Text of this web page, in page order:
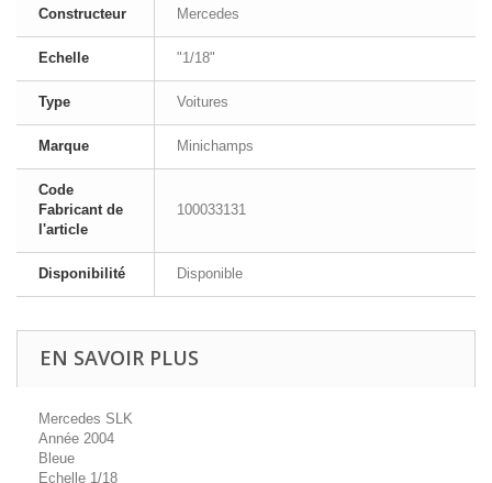
Constructeur Mercedes
Echelle "1/18"
Type Voitures
Marque Minichamps
Code
Fabricant de
l'article
100033131
Disponibilité Disponible
EN SAVOIR PLUS
Mercedes SLK
Année 2004
Bleue
Echelle 1/18